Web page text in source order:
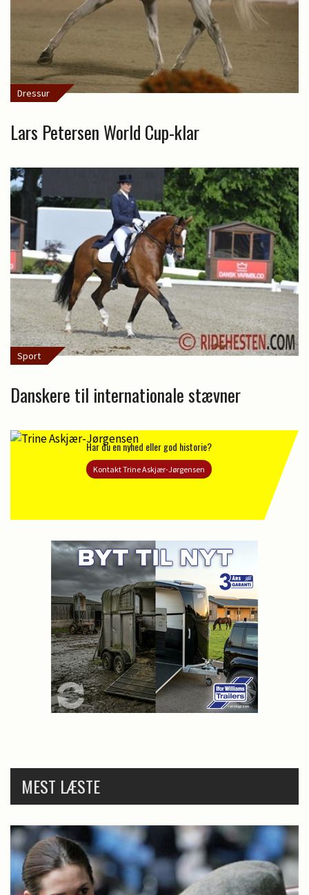
Dressur
Lars Petersen World Cup-klar
Sport
Danskere til internationale stævner
Har du en nyhed eller god historie?
Kontakt Trine Askjær-Jørgensen
MEST LÆSTE